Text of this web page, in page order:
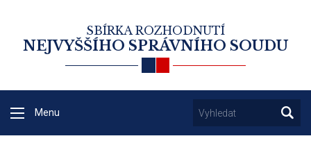
SBÍRKA ROZHODNUTÍ
NEJVYŠŠÍHO SPRÁVNÍHO SOUDU
Menu